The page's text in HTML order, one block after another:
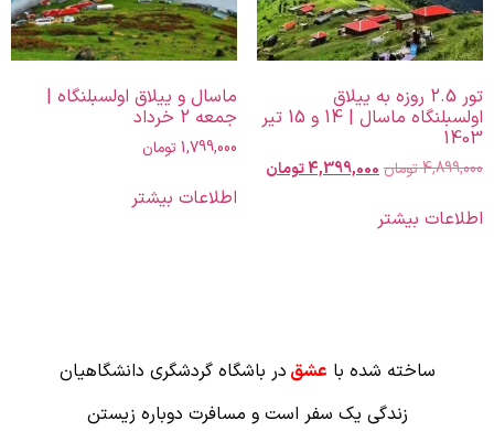
تور 2.5 روزه به ییلاق
اولسبلنگاه ماسال | 14 و 15 تیر
1403
4,899,000تومان4,399,000تومان
اطلاعات بیشتر
ماسال و ییلاق اولسبلنگاه |
جمعه 2 خرداد
1,799,000 تومان
اطلاعات بیشتر
ساخته شده با عشق در باشگاه گردشگری دانشگاهیان
زندگی یک سفر است و مسافرت دوباره زیستن